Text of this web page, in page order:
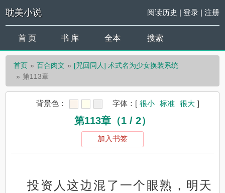
耽美小说 阅读历史 | 登录| 注册
首 页 书 库 全本 搜索
首页 百合肉文
[咒回同人] 术式名为少女换装系统
第113章
背景色： 字体： [ 很小 标准 很大 ]
第113章（1 / 2）
加入书签
投资人这边混了一个眼熟，明天